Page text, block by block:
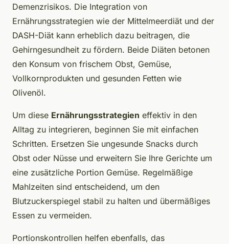
Demenzrisikos. Die Integration von
Ernährungsstrategien wie der Mittelmeerdiät und der
DASH-Diät kann erheblich dazu beitragen, die
Gehirngesundheit zu fördern. Beide Diäten betonen
den Konsum von frischem Obst, Gemüse,
Vollkornprodukten und gesunden Fetten wie
Olivenöl.
Um diese Ernährungsstrategien effektiv in den
Alltag zu integrieren, beginnen Sie mit einfachen
Schritten. Ersetzen Sie ungesunde Snacks durch
Obst oder Nüsse und erweitern Sie Ihre Gerichte um
eine zusätzliche Portion Gemüse. Regelmäßige
Mahlzeiten sind entscheidend, um den
Blutzuckerspiegel stabil zu halten und übermäßiges
Essen zu vermeiden.
Portionskontrollen helfen ebenfalls, das